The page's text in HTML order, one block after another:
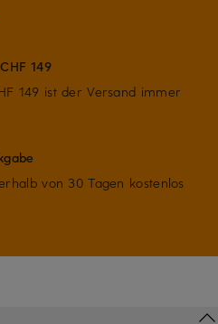
149
149 ist der Versand immer
von 30 Tagen kostenlos